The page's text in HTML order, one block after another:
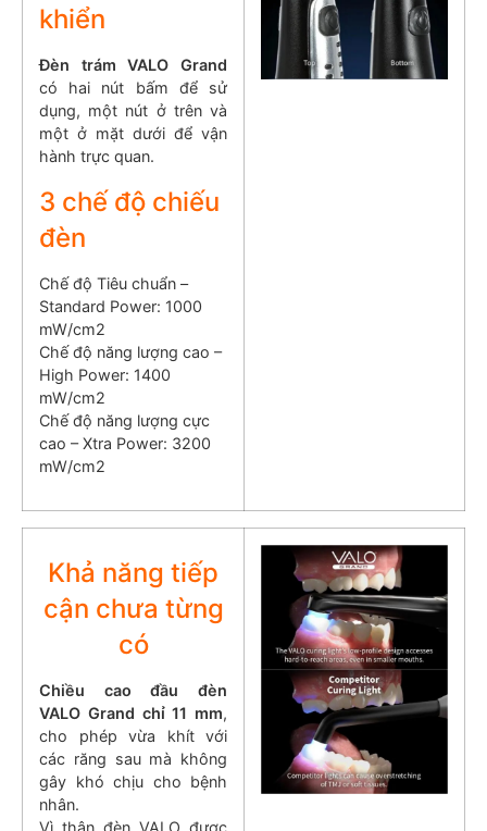
khiển
Đèn trám VALO Grand
có hai nút bấm để sử
dụng, một nút ở trên và
một ở mặt dưới để vận
hành trực quan.
3 chế độ chiếu
đèn
Chế độ Tiêu chuẩn – ​
Standard Power: 1000
mW/cm2
Chế độ năng lượng cao –
High Power: 1400
mW/cm2
Chế độ năng lượng cực
cao – Xtra Power: 3200
mW/cm2
Khả năng tiếp
cận chưa từng
có
Chiều cao đầu đèn
VALO Grand chỉ 11 mm,
cho phép vừa khít với
các răng sau mà không
gây khó chịu cho bệnh
nhân.
Vì thân đèn VALO được